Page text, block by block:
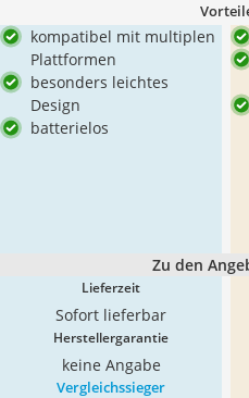
kompatibel mit multiplen
Plattformen
besonders leichtes
Design
batterielos
Zu den
Lieferzeit
Sofort lieferbar
Herstellergarantie
keine Angabe
Vergleichssieger